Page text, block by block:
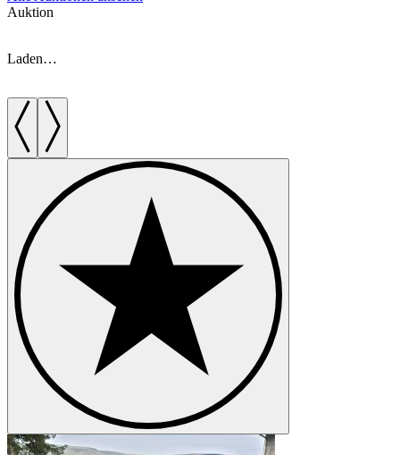
Auktion
Laden…